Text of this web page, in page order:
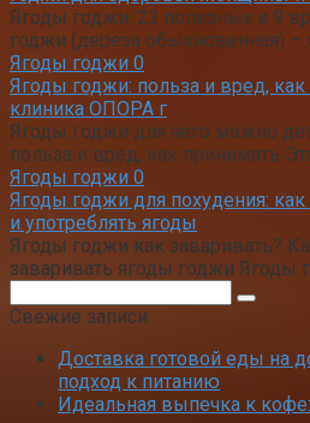
Ягоды годжи: 23 полезных и 9
годжи (дереза обыкновенная) –
Ягоды годжи 0
Ягоды годжи: польза и вред,
клиника ОПОРА г
Ягоды годжи для чего можно
польза и вред, как принимать
Ягоды годжи 0
Ягоды годжи для похудения:
и употреблять ягоды
Ягоды годжи как заваривать?
заваривать ягоды годжи Ягоды
Свежие записи
Доставка готовой еды на
подход к питанию
Идеальная выпечка к